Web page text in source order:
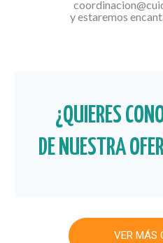
y estaremos
¿QUIERES
DE NUESTRA
VER MÁS